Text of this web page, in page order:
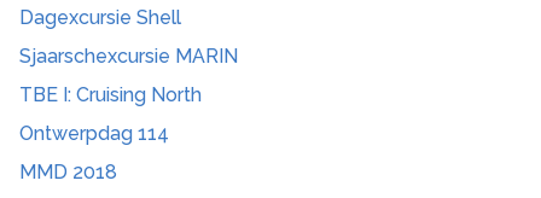
Dagexcursie Shell
Sjaarschexcursie MARIN
TBE I: Cruising North
Ontwerpdag 114
MMD 2018